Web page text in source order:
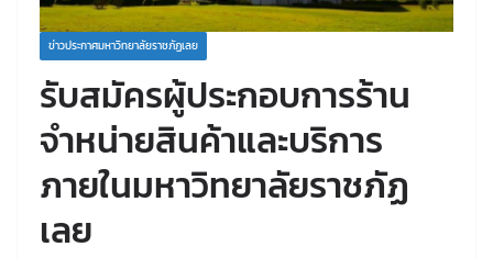
ข่าวประกาศมหาวิทยาลัยราชภัฏเลย
รับสมัครผู้ประกอบการร้าน
จำหน่ายสินค้าและบริการ
ภายในมหาวิทยาลัยราชภัฏ
เลย